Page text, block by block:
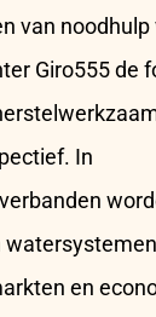
van noodhulp
Giro555 de
In
en